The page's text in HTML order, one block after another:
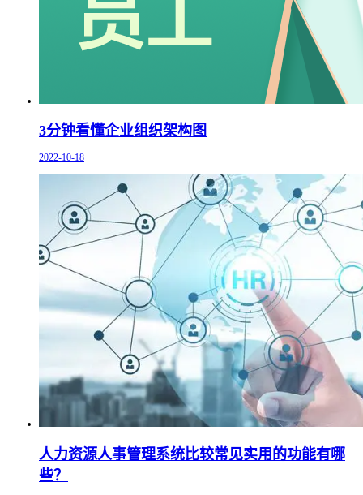
3分钟看懂企业组织架构图
2022-10-18
人力资源人事管理系统比较常见实用的功能有哪
些？